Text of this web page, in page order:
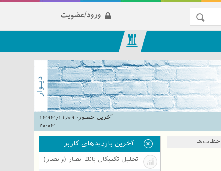
ورود/عضویت
آخرین حضور:
20:03
خطاب‌ها آخرین بازدیدهای کاربر
تحلیل تکنیکال بانك انصار (وانصار)